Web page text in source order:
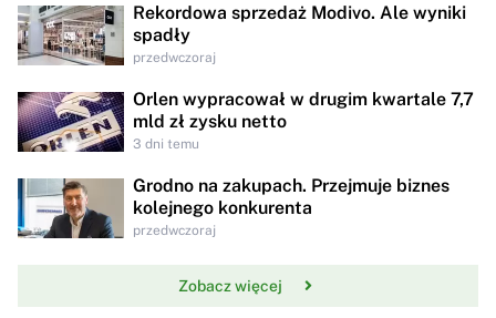
Rekordowa sprzedaż Modivo. Ale wyniki
spadły
przedwczoraj
Orlen wypracował w drugim kwartale 7,7
mld zł zysku netto
3 dni temu
Grodno na zakupach. Przejmuje biznes
kolejnego konkurenta
przedwczoraj
Zobacz więcej